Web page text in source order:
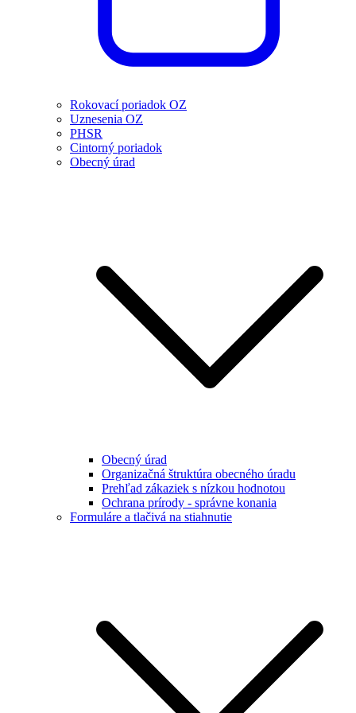
Rokovací poriadok OZ
Uznesenia OZ
PHSR
Cintorný poriadok
Obecný úrad
Obecný úrad
Organizačná štruktúra obecného úradu
Prehľad zákaziek s nízkou hodnotou
Ochrana prírody - správne konania
Formuláre a tlačivá na stiahnutie